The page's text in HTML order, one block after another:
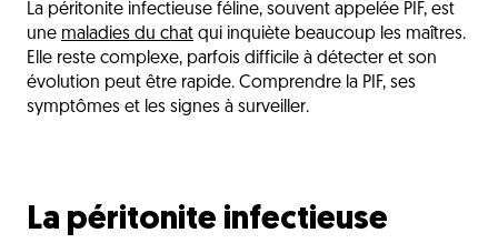
Les chats les plus à risque
Les formes de la PIF
Les symptômes de la PIF
La prise en charge
La péritonite infectieuse féline, souvent appelée PIF, est
une maladies du chat qui inquiète beaucoup les maîtres.
Elle reste complexe, parfois difficile à détecter et son
évolution peut être rapide. Comprendre la PIF, ses
symptômes et les signes à surveiller.
La péritonite infectieuse